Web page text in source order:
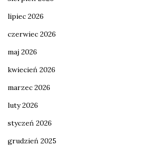
lipiec 2026
czerwiec 2026
maj 2026
kwiecień 2026
marzec 2026
luty 2026
styczeń 2026
grudzień 2025